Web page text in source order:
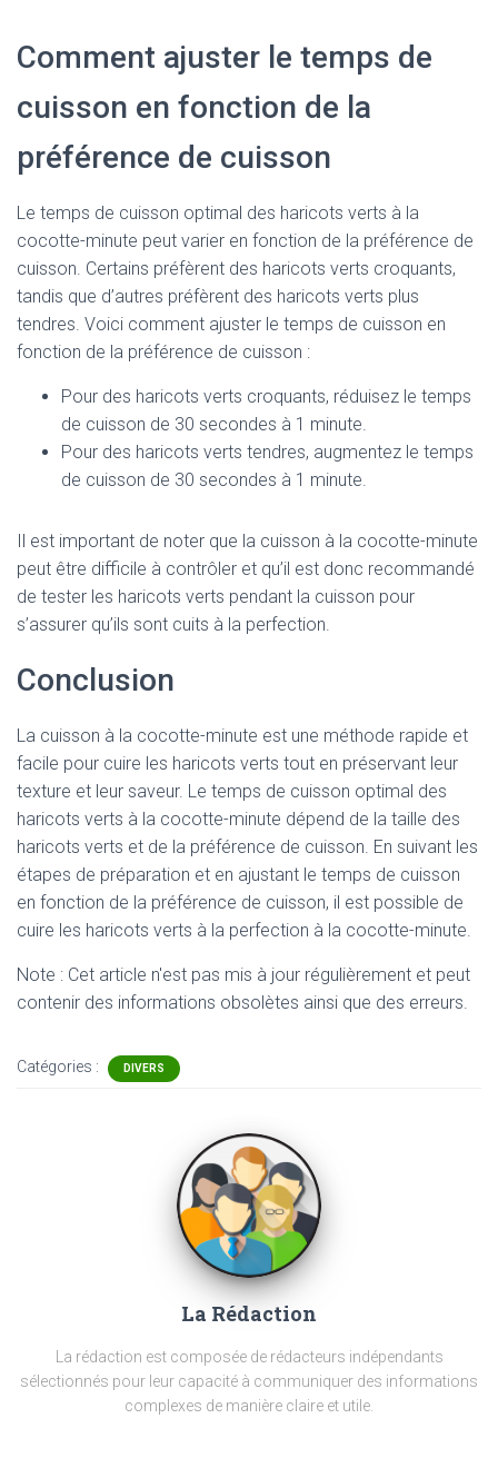
Comment ajuster le temps de
cuisson en fonction de la
préférence de cuisson
Le temps de cuisson optimal des haricots verts à la
cocotte-minute peut varier en fonction de la préférence de
cuisson. Certains préfèrent des haricots verts croquants,
tandis que d’autres préfèrent des haricots verts plus
tendres. Voici comment ajuster le temps de cuisson en
fonction de la préférence de cuisson :
Pour des haricots verts croquants, réduisez le temps
de cuisson de 30 secondes à 1 minute.
Pour des haricots verts tendres, augmentez le temps
de cuisson de 30 secondes à 1 minute.
Il est important de noter que la cuisson à la cocotte-minute
peut être difficile à contrôler et qu’il est donc recommandé
de tester les haricots verts pendant la cuisson pour
s’assurer qu’ils sont cuits à la perfection.
Conclusion
La cuisson à la cocotte-minute est une méthode rapide et
facile pour cuire les haricots verts tout en préservant leur
texture et leur saveur. Le temps de cuisson optimal des
haricots verts à la cocotte-minute dépend de la taille des
haricots verts et de la préférence de cuisson. En suivant les
étapes de préparation et en ajustant le temps de cuisson
en fonction de la préférence de cuisson, il est possible de
cuire les haricots verts à la perfection à la cocotte-minute.
Note : Cet article n'est pas mis à jour régulièrement et peut
contenir des informations obsolètes ainsi que des erreurs.
Catégories : DIVERS
La Rédaction
La rédaction est composée de rédacteurs indépendants
sélectionnés pour leur capacité à communiquer des informations
complexes de manière claire et utile.